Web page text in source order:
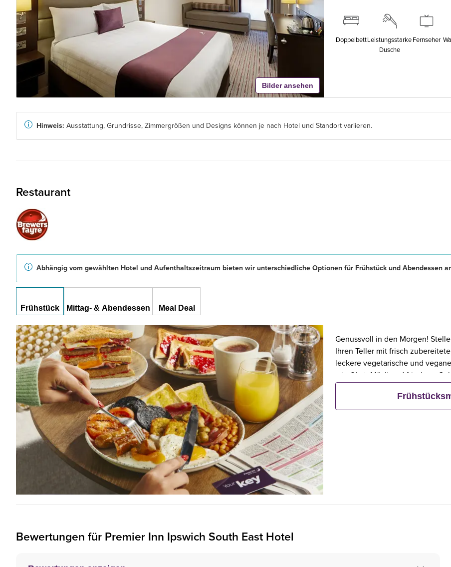
Bilder ansehen
DoppelbettLeistungsstarke
Dusche
Fernseher
Hinweis: Ausstattung, Grundrisse, Zimmergrößen und Designs können je nach Hotel und Standort variieren.
Restaurant
Abhängig vom gewählten Hotel und Aufenthaltszeitraum bieten wir unterschiedliche Optionen für Frühstück und Abendessen
Frühstück Mittag- & Abendessen Meal Deal
Genussvoll in den Morgen!
Ihren Teller mit frisch
leckere vegetarische und
wie Obst, Müsli und frischem
Frühstück bestellt, frühstücken
Bewertungen für Premier Inn Ipswich South East Hotel